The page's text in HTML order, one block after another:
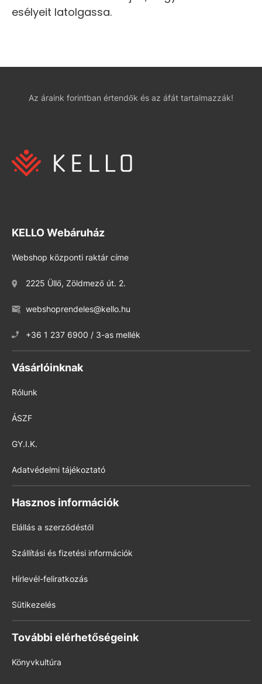
esélyeit latolgassa.
Az áraink forintban értendők és az áfát tartalmazzák!
KELLO Webáruház
Webshop központi raktár címe
2225 Üllő, Zöldmező út. 2.
webshoprendeles@kello.hu
+36 1 237 6900 / 3-as mellék
Vásárlóinknak
Rólunk
ÁSZF
GY.I.K.
Adatvédelmi tájékoztató
Hasznos információk
Elállás a szerződéstől
Szállítási és fizetési információk
Hírlevél-feliratkozás
Sütikezelés
További elérhetőségeink
Könyvkultúra